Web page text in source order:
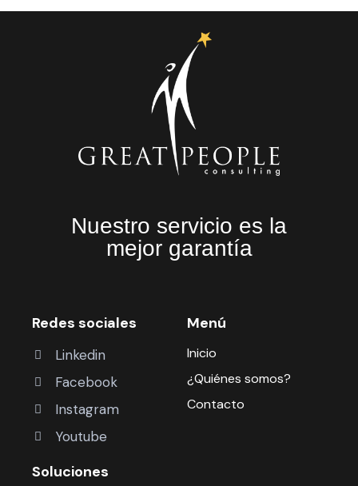
Nuestro servicio es la
mejor garantía
Redes sociales
Linkedin
Facebook
Instagram
Youtube
Menú
Inicio
¿Quiénes somos?
Contacto
Soluciones